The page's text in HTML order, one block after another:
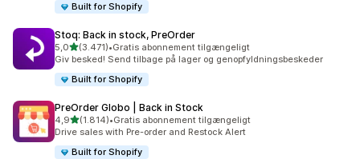
Built for Shopify
Stoq: Back in stock, PreOrder
5,0ud af 5 stjerner
(3.471)
3471 anmeldelser i alt
•Gratis abonnement tilgængeligt
Giv besked! Send tilbage på lager og genopfyldningsbeskeder
Built for Shopify
PreOrder Globo | Back in Stock
4,9ud af 5 stjerner
(1.814)
1814 anmeldelser i alt
•Gratis abonnement tilgængeligt
Drive sales with Pre-order and Restock Alert
Built for Shopify